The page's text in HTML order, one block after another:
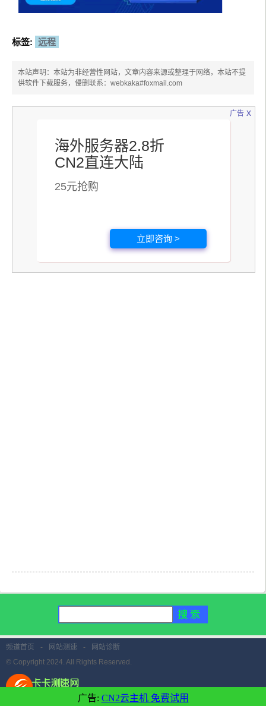
标签: 远程
本站声明：本站为非经营性网站，文章内容来源或整理于网络，本站不提
供软件下载服务，侵删联系：webkaka#foxmail.com
广告
海外服务器2.8折
CN2直连大陆
25元抢购
立即咨询 >
x
广告: CN2云主机 免费试用
频道首页 - 网站测速 -
网站诊断
© Copyright 2024. All Rights Reserved.